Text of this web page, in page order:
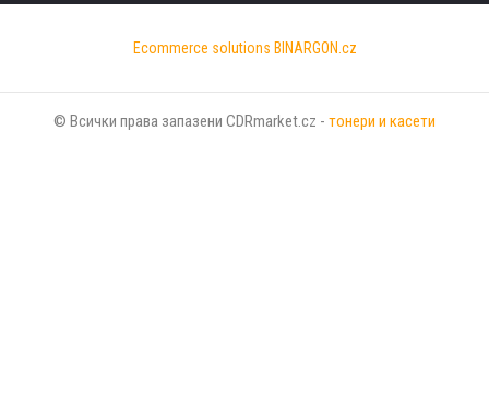
Ecommerce solutions BINARGON.cz
© Всички права запазени CDRmarket.cz - тонери и касети